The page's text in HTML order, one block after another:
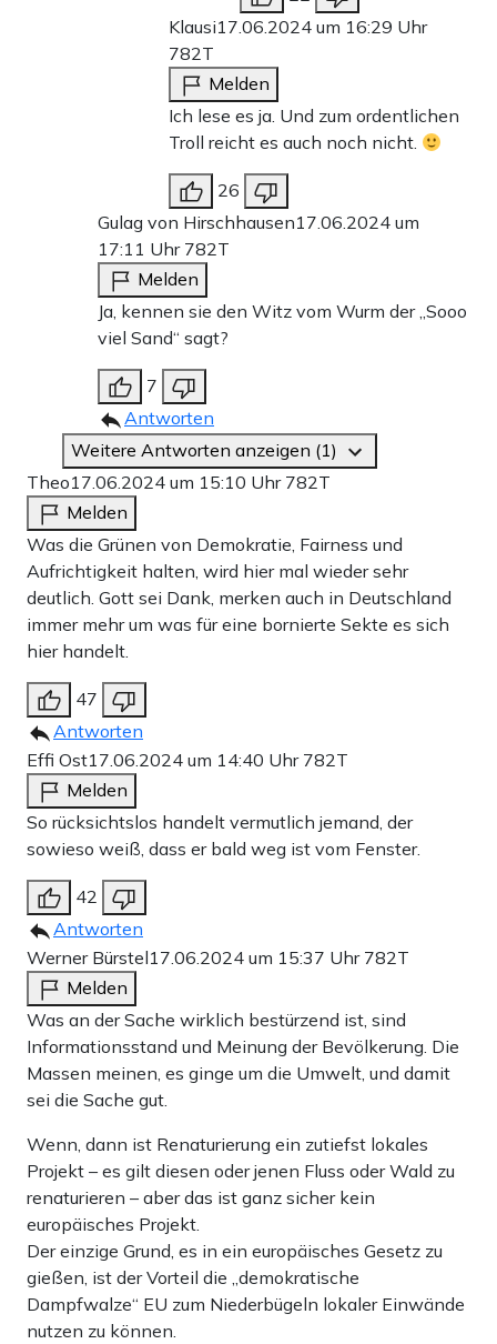
Klausi17.06.2024 um 16:29 Uhr
782T
Melden
Ich lese es ja. Und zum ordentlichen
Troll reicht es auch noch nicht.
26
Gulag von Hirschhausen17.06.2024 um
17:11 Uhr 782T
Melden
Ja, kennen sie den Witz vom Wurm der „Sooo
viel Sand“ sagt?
7
Antworten
Weitere Antworten anzeigen (1)
Theo17.06.2024 um 15:10 Uhr 782T
Melden
Was die Grünen von Demokratie, Fairness und
Aufrichtigkeit halten, wird hier mal wieder sehr
deutlich. Gott sei Dank, merken auch in Deutschland
immer mehr um was für eine bornierte Sekte es sich
hier handelt.
47
Antworten
Effi Ost17.06.2024 um 14:40 Uhr 782T
Melden
So rücksichtslos handelt vermutlich jemand, der
sowieso weiß, dass er bald weg ist vom Fenster.
42
Antworten
Werner Bürstel17.06.2024 um 15:37 Uhr 782T
Melden
Was an der Sache wirklich bestürzend ist, sind
Informationsstand und Meinung der Bevölkerung. Die
Massen meinen, es ginge um die Umwelt, und damit
sei die Sache gut.
Wenn, dann ist Renaturierung ein zutiefst lokales
Projekt – es gilt diesen oder jenen Fluss oder Wald zu
renaturieren – aber das ist ganz sicher kein
europäisches Projekt.
Der einzige Grund, es in ein europäisches Gesetz zu
gießen, ist der Vorteil die „demokratische
Dampfwalze“ EU zum Niederbügeln lokaler Einwände
nutzen zu können.